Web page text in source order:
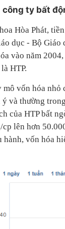
ty bất
Hòa Phát,
dục - Bộ
vào năm
HTP.
vốn hóa
ý và thường
của HTP bất
lên hơn
vốn hóa